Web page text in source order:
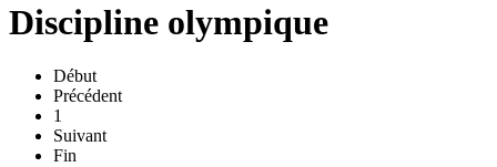
Discipline olympique
Début
Précédent
1
Suivant
Fin